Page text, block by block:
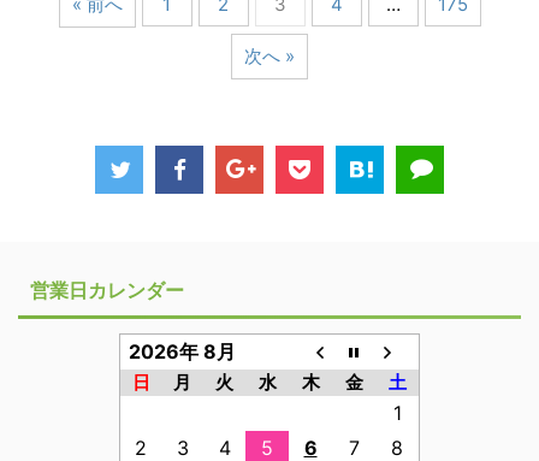
次へ »
営業日カレンダー
2026年 8月
日 月 火 水 木 金 土
1
2
3 4 5 6 7
8